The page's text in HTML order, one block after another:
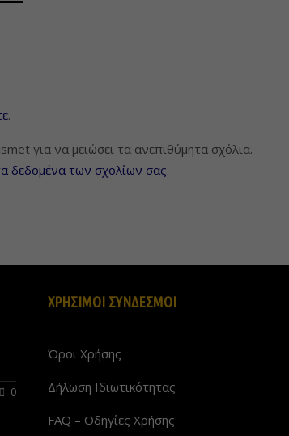
.
για να μειώσει τα ανεπιθύμητα σχόλια.
δεδομένα των σχολίων σας.
0
ΧΡΗΣΙΜΟΙ ΣΥΝΔΕΣΜΟΙ
Όροι Χρήσης
Δήλωση Ιδιωτικότητας
FAQ – Οδηγίες Χρήσης